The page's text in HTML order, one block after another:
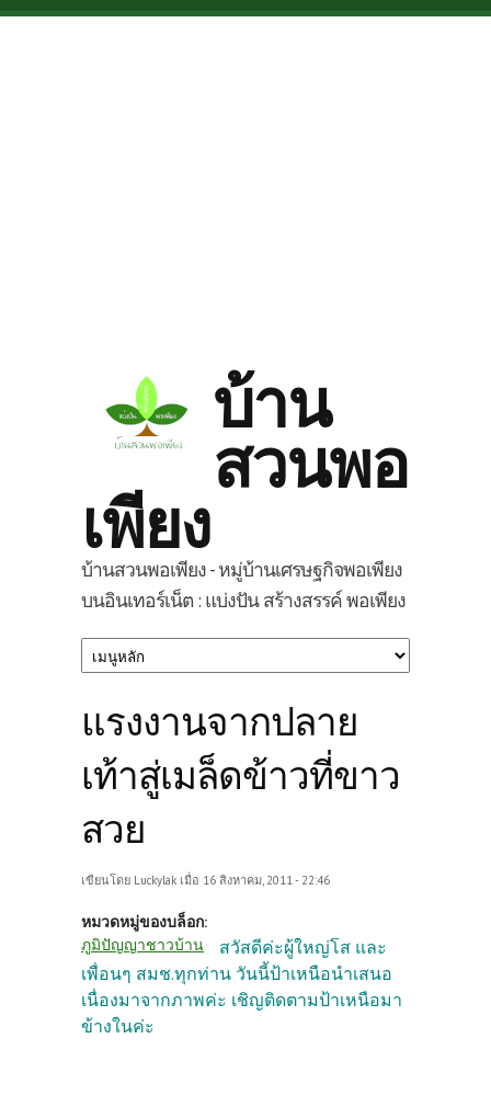
Skip to main content
บ้าน
สวนพอ
เพียง
บ้านสวนพอเพียง - หมู่บ้านเศรษฐกิจพอเพียง
บนอินเทอร์เน็ต : แบ่งปัน สร้างสรรค์ พอเพียง
แรงงานจากปลาย
เท้าสู่เมล็ดข้าวที่ขาว
สวย
เขียนโดย Luckylak เมื่อ 16 สิงหาคม, 2011 - 22:46
หมวดหมู่ของบล็อก:
ภูมิปัญญาชาวบ้าน
สวัสดีค่ะผู้ใหญ่โส และ
เพื่อนๆ สมช.ทุกท่าน วันนี้ป้าเหนือนำเสนอ
เนื่องมาจากภาพค่ะ เชิญติดตามป้าเหนือมา
ข้างในค่ะ